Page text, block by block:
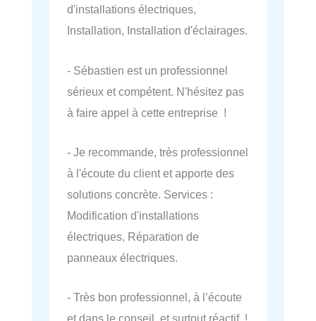
d'installations électriques,
Installation, Installation d'éclairages.
- Sébastien est un professionnel
sérieux et compétent. N'hésitez pas
à faire appel à cette entreprise !
- Je recommande, très professionnel
à l'écoute du client et apporte des
solutions concrète. Services :
Modification d'installations
électriques, Réparation de
panneaux électriques.
- Très bon professionnel, à l’écoute
et dans le conseil, et surtout réactif !